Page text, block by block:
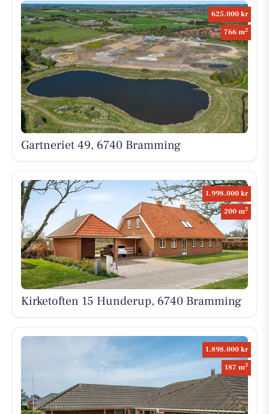
625.000 kr
766 m2
Gartneriet 49, 6740 Bramming
1.998.000 kr
200 m2
Kirketoften 15 Hunderup, 6740 Bramming
1.898.000 kr
187 m2